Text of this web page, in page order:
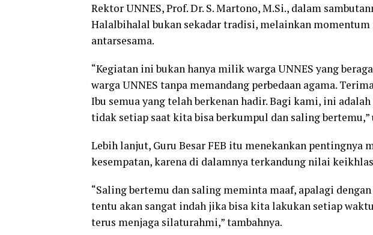
Rektor UNNES, Prof. Dr. S. Martono, M.Si., dalam
Halalbihalal bukan sekadar tradisi, melainkan momentum
antarsesama.
“Kegiatan ini bukan hanya milik warga UNNES yang
warga UNNES tanpa memandang perbedaan agama.
Ibu semua yang telah berkenan hadir. Bagi kami, ini
tidak setiap saat kita bisa berkumpul dan saling bertemu,”
Lebih lanjut, Guru Besar FEB itu menekankan pentingnya
kesempatan, karena di dalamnya terkandung nilai
“Saling bertemu dan saling meminta maaf, apalagi
tentu akan sangat indah jika bisa kita lakukan setiap
terus menjaga silaturahmi,” tambahnya.